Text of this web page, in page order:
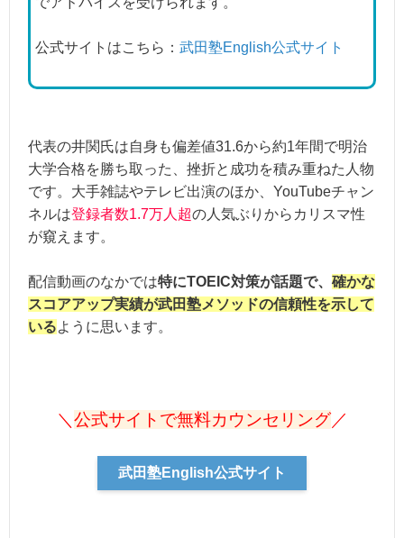
公式サイトはこちら： 武田塾English公式サイト
代表の井関氏は自身も偏差値31.6から約1年間で明治
大学合格を勝ち取った、挫折と成功を積み重ねた人物
です。大手雑誌やテレビ出演のほか、YouTubeチャン
ネルは登録者数1.7万人超の人気ぶりからカリスマ性
が窺えます。
配信動画のなかでは特にTOEIC対策が話題で、 確かな
スコアアップ実績が武田塾メソッドの信頼性を示して
いるように思います。
＼公式サイトで無料カウンセリング／
武田塾English公式サイト